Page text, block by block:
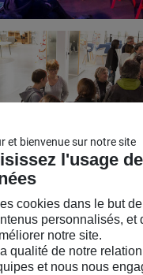
et bienvenue sur notre site
l'usage
cookies dans le but
personnalisés, et
notre site.
qualité de notre
et nous nous